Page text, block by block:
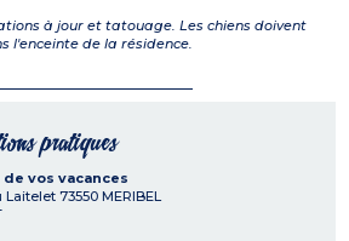
à jour et tatouage. Les chiens doivent
l'enceinte de la résidence.
pratiques
vos vacances
Laitelet 73550 MERIBEL